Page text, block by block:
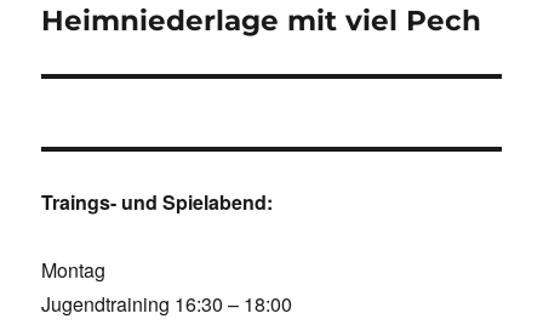
Heimniederlage mit viel Pech
Traings- und Spielabend:
Montag
Jugendtraining 16:30 – 18:00